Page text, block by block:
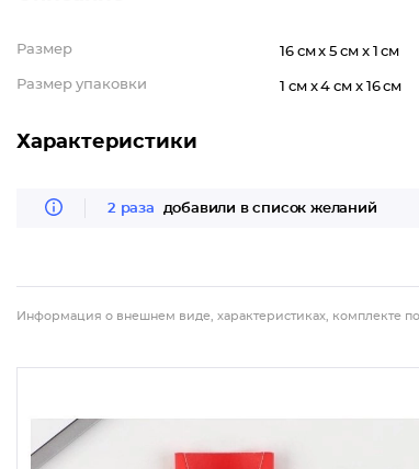
Размер 16 см x 5 см x 1 см
Размер упаковки 1 см x 4 см x 16 см
Характеристики
2 раза добавили в список желаний
Информация о внешнем виде, характеристиках, комплекте